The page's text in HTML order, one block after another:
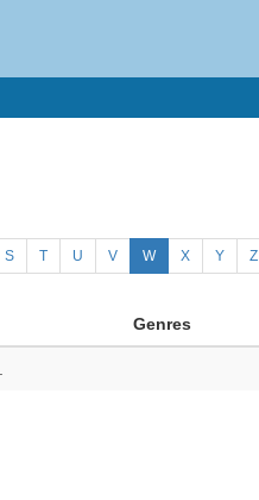
S T U V W X Y Z
Genres